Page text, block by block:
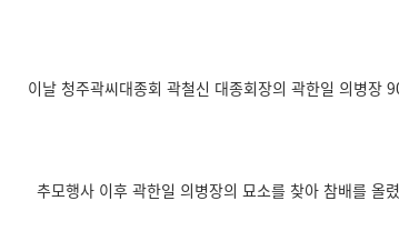
이날 청주곽씨대종회 곽철신 대종회장의 곽한일 의병장
추모행사 이후 곽한일 의병장의 묘소를 찾아 참배를 올